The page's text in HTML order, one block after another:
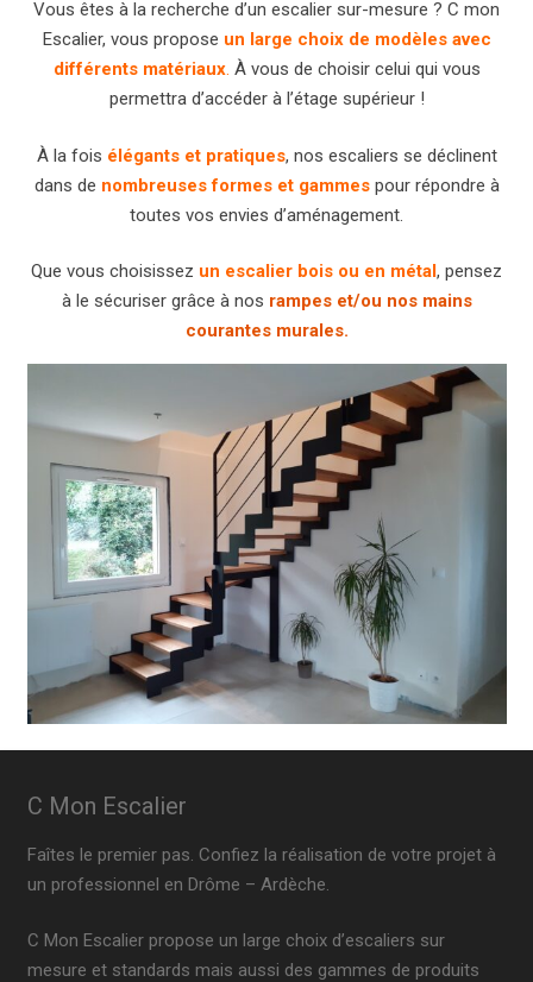
Vous êtes à la recherche d’un escalier sur-mesure ? C mon
Escalier, vous propose un large choix de modèles avec
différents matériaux. À vous de choisir celui qui vous
permettra d’accéder à l’étage supérieur !
À la fois élégants et pratiques, nos escaliers se déclinent
dans de nombreuses formes et gammes pour répondre à
toutes vos envies d’aménagement.
Que vous choisissez un escalier bois ou en métal, pensez
à le sécuriser grâce à nos rampes et/ou nos mains
courantes murales.
C Mon Escalier
Faîtes le premier pas. Confiez la réalisation de votre projet à
un professionnel en Drôme – Ardèche.
C Mon Escalier propose un large choix d’escaliers sur
mesure et standards mais aussi des gammes de produits